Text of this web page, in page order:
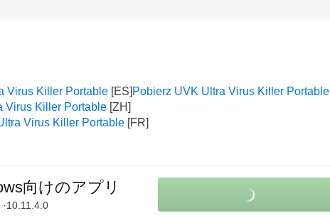
Virus Killer Portable
Pobierz UVK Ultra Virus Killer Portable
Virus Killer Portable
Virus Killer Portable
向けのアプリ
10.11.4.0